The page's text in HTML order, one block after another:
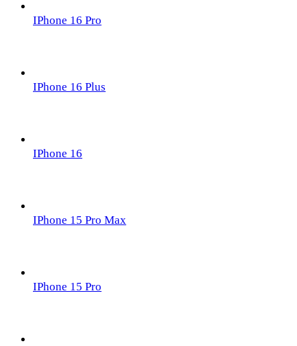
IPhone 16 Pro
IPhone 16 Plus
IPhone 16
IPhone 15 Pro Max
IPhone 15 Pro